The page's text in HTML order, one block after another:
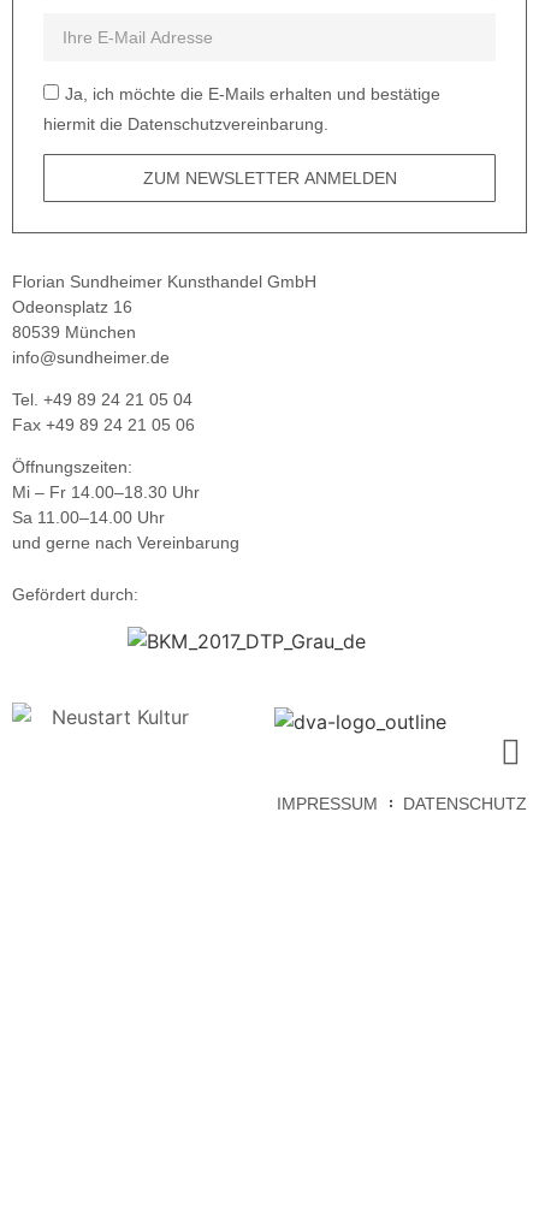
Ja, ich möchte die E-Mails erhalten und bestätige
hiermit die Datenschutzvereinbarung.
ZUM NEWSLETTER ANMELDEN
Florian Sundheimer Kunsthandel GmbH
Odeonsplatz 16
80539 München
info@sundheimer.de
Tel. +49 89 24 21 05 04
Fax +49 89 24 21 05 06
Öffnungszeiten:
Mi – Fr 14.00–18.30 Uhr
Sa 11.00–14.00 Uhr
und gerne nach Vereinbarung
Gefördert durch:
IMPRESSUM DATENSCHUTZ